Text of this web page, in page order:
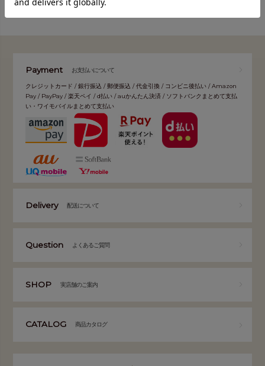
FOLLOW
Payment お支払いについて
クレジットカード / 銀行振込 / 郵便振込 / 代金引換 / コンビニ後払い / Amazon
Pay / PayPay / 楽天ペイ / d払い / auかんたん決済 / ソフトバンクまとめて支払
い・ワイモバイルまとめて支払い
Delivery 配送について
Question よくあるご質問
SHOP 実店舗のご案内
CATALOG 商品カタログ